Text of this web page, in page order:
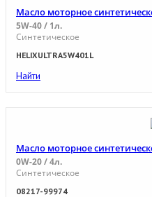
Масло моторное
5W-40 / 1л.
Синтетическое
HELIXULTRA5W401L
Найти
Масло моторное
0W-20 / 4л.
Синтетическое
08217-99974